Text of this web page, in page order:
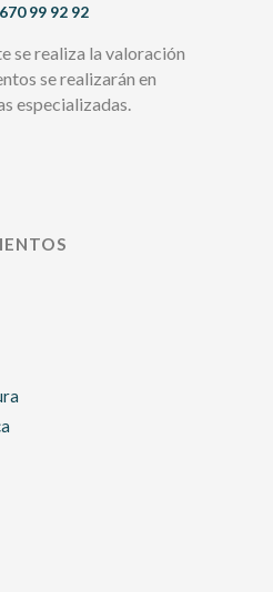
99 92 92
se realiza la valoración
se realizarán en
especializadas.